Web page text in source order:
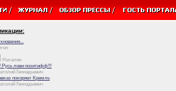
Русь лови позитифф!!!
Геннадьевич
покоряет Кремль
Геннадьевич